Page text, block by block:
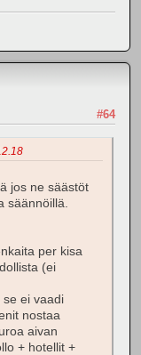
#64
jos ne säästöt
säännöillä.
per kisa
(ei
se ei vaadi
nostaa
aivan
+ hotellit +